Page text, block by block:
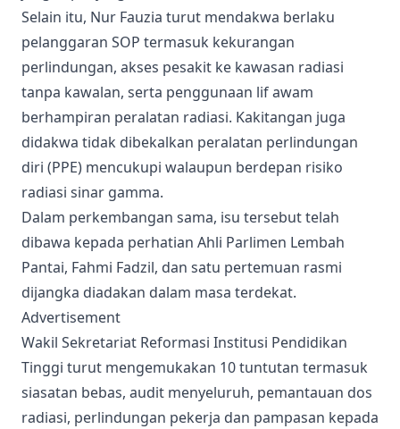
Selain itu, Nur Fauzia turut mendakwa berlaku
pelanggaran SOP termasuk kekurangan
perlindungan, akses pesakit ke kawasan radiasi
tanpa kawalan, serta penggunaan lif awam
berhampiran peralatan radiasi. Kakitangan juga
didakwa tidak dibekalkan peralatan perlindungan
diri (PPE) mencukupi walaupun berdepan risiko
radiasi sinar gamma.
Dalam perkembangan sama, isu tersebut telah
dibawa kepada perhatian Ahli Parlimen Lembah
Pantai, Fahmi Fadzil, dan satu pertemuan rasmi
dijangka diadakan dalam masa terdekat.
Advertisement
Wakil Sekretariat Reformasi Institusi Pendidikan
Tinggi turut mengemukakan 10 tuntutan termasuk
siasatan bebas, audit menyeluruh, pemantauan dos
radiasi, perlindungan pekerja dan pampasan kepada